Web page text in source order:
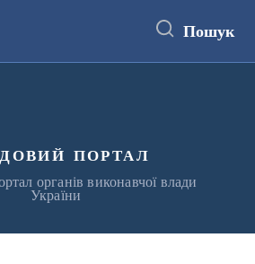
Пошук
портал
органів виконавчої влади
України